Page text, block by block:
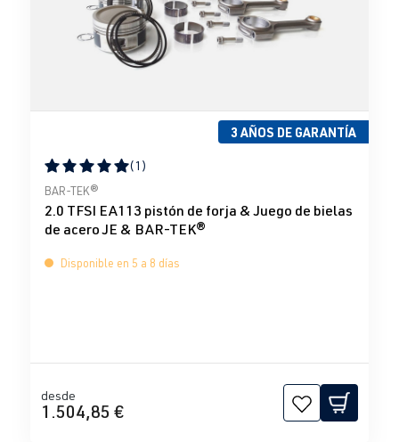
3 AÑOS DE GARANTÍA
Calificación promedio de 5 de 5 estrellas
(1)
BAR-TEK®
2.0 TFSI EA113 pistón de forja & Juego de bielas
de acero JE & BAR-TEK®
Disponible en 5 a 8 días
desde
1.504,85 €